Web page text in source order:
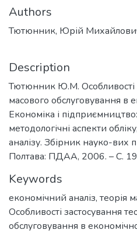
Authors
Тютюнник, Юрій
Description
Тютюнник Ю.М. Особливості
масового обслуговування в
Економіка і
методологічні аспекти
аналізу. Збірник науко-вих
Полтава: ПДАА, 2006. – С.
Keywords
економічний аналіз, теорія
Особливості застосування
обслуговування в